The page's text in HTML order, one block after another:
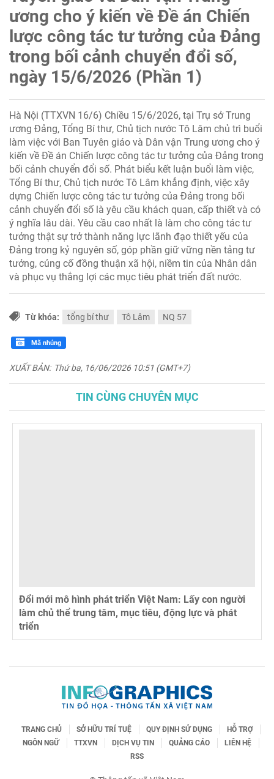
ương cho ý kiến về Đề án Chiến
lược công tác tư tưởng của Đảng
trong bối cảnh chuyển đổi số,
ngày 15/6/2026 (Phần 1)
Hà Nội (TTXVN 16/6) Chiều 15/6/2026, tại Trụ sở Trung
ương Đảng, Tổng Bí thư, Chủ tịch nước Tô Lâm chủ trì buổi
làm việc với Ban Tuyên giáo và Dân vận Trung ương cho ý
kiến về Đề án Chiến lược công tác tư tưởng của Đảng trong
bối cảnh chuyển đổi số. Phát biểu kết luận buổi làm việc,
Tổng Bí thư, Chủ tịch nước Tô Lâm khẳng định, việc xây
dựng Chiến lược công tác tư tưởng của Đảng trong bối
cảnh chuyển đổi số là yêu cầu khách quan, cấp thiết và có
ý nghĩa lâu dài. Yêu cầu cao nhất là làm cho công tác tư
tưởng thật sự trở thành năng lực lãnh đạo thiết yếu của
Đảng trong kỷ nguyên số, góp phần giữ vững nền tảng tư
tưởng, củng cố đồng thuận xã hội, niềm tin của Nhân dân
và phục vụ thắng lợi các mục tiêu phát triển đất nước.
Từ khóa: tổng bí thư Tô Lâm NQ 57
Mã nhúng
XUẤT BẢN: Thứ ba, 16/06/2026 10:51 (GMT+7)
TIN CÙNG CHUYÊN MỤC
Đổi mới mô hình phát triển Việt Nam: Lấy con người
làm chủ thể trung tâm, mục tiêu, động lực và phát
triển
TRANG CHỦ SỞ HỮU TRÍ TUỆ QUY ĐỊNH SỬ DỤNG
HỖ TRỢ
NGÔN NGỮ
TTXVN DỊCH VỤ TIN QUẢNG CÁO
LIÊN HỆ
RSS